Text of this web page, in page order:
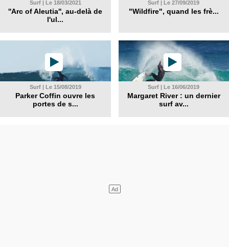
Surf | Le 18/03/2021
''Arc of Aleutia'', au-delà de
l'ul...
Surf | Le 27/09/2019
"Wildfire", quand les frè...
Surf | Le 15/08/2019
Parker Coffin ouvre les
portes de s...
Surf | Le 16/06/2019
Margaret River : un dernier
surf av...